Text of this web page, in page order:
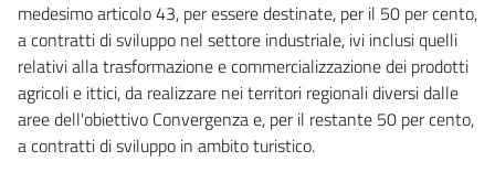
medesimo articolo 43, per essere destinate, per il 50 per cento,
a contratti di sviluppo nel settore industriale, ivi inclusi quelli
relativi alla trasformazione e commercializzazione dei prodotti
agricoli e ittici, da realizzare nei territori regionali diversi dalle
aree dell'obiettivo Convergenza e, per il restante 50 per cento,
a contratti di sviluppo in ambito turistico.